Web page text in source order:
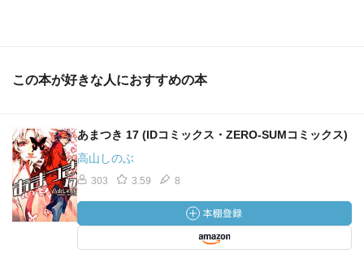
この本が好きな人におすすめの本
あまつき 17 (IDコミックス・ZERO-SUMコミックス)
高山しのぶ
303 3.59 8